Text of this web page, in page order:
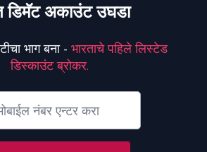
डिमॅट अकाउंट उघडा
भाग बना - भारताचे पहिले लिस्टेड
डिस्काउंट ब्रोकर.